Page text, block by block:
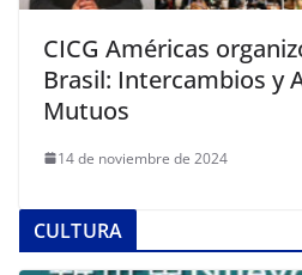
CICG Américas
Brasil: Intercambios y
Mutuos
14 de noviembre de 2024
CULTURA